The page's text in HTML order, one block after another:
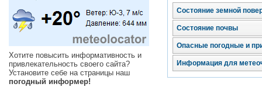
Хотите повысить информативность и
привлекательность своего сайта?
Установите себе на страницы наш
погодный информер!
Состояние земной
Состояние почвы
Опасные погодные и
Информация для